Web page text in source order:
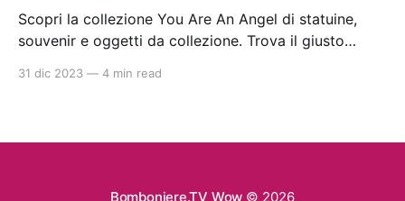
Scopri la collezione You Are An Angel di statuine,
souvenir e oggetti da collezione. Trova il giusto
31 dic 2023 — 4 min read
Bomboniere.TV Wow © 2026